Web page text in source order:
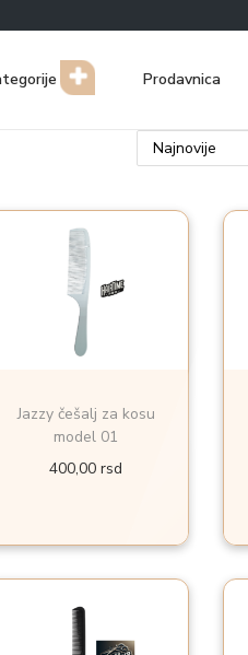
Prodavnica
Jazzy češalj za kosu
model 01
400,00rsd